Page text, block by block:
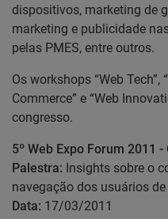
dispositivos, marketing de
marketing e publicidade
pelas PMES, entre outros.
Os workshops “Web Tech”,
Commerce” e “Web
congresso.
5º Web Expo Forum 2011
Palestra: Insights sobre o
navegação dos usuários
Data: 17/03/2011